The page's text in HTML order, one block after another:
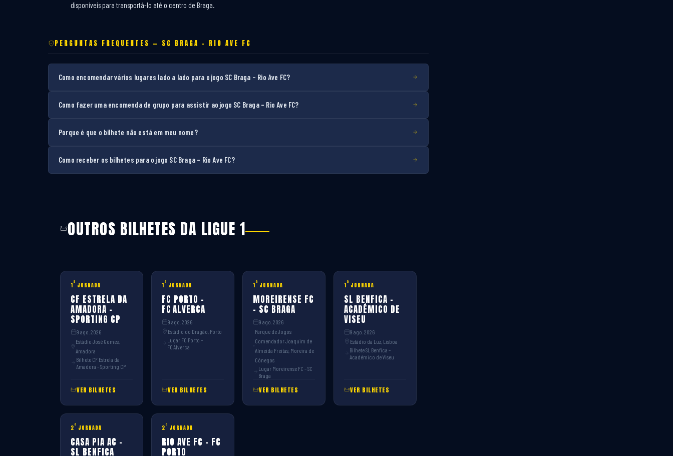
disponíveis para transportá-lo até o centro de Braga.
PERGUNTAS FREQUENTES — SC BRAGA – RIO AVE FC
Como encomendar vários lugares lado a lado para o jogo SC Braga – Rio Ave FC?
Como fazer uma encomenda de grupo para assistir ao jogo SC Braga – Rio Ave FC?
Porque é que o bilhete não está em meu nome?
Como receber os bilhetes para o jogo SC Braga – Rio Ave FC?
OUTROS BILHETES DA LIGUE 1
1ª JORNADA
CF ESTRELA DA
AMADORA –
SPORTING CP
9 ago. 2026
Estádio José Gomes,
Amadora
Bilhete CF Estrela da
Amadora – Sporting CP
VER BILHETES
1ª JORNADA
FC PORTO –
FC ALVERCA
9 ago. 2026
Estádio do Dragão, Porto
Lugar FC Porto –
FC Alverca
VER BILHETES
1ª JORNADA
MOREIRENSE FC
– SC BRAGA
9 ago. 2026
Parque de Jogos
Comendador Joaquim de
Almeida Freitas, Moreira de
Cónegos
Lugar Moreirense FC – SC
Braga
VER BILHETES
1ª JORNADA
SL BENFICA –
ACADÉMICO DE
VISEU
9 ago. 2026
Estádio da Luz, Lisboa
Bilhete SL Benfica –
Académico de Viseu
VER BILHETES
2ª JORNADA
CASA PIA AC –
SL BENFICA
2ª JORNADA
RIO AVE FC – FC
PORTO